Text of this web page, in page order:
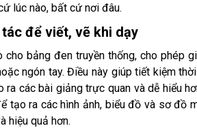
lúc nào, bất cứ nơi đâu.
để viết, vẽ khi dạy
cho bảng đen truyền thống, cho phép
ngón tay. Điều này giúp tiết kiệm
các bài giảng trực quan và dễ hiểu
tạo ra các hình ảnh, biểu đồ và sơ đồ
hiệu quả hơn.